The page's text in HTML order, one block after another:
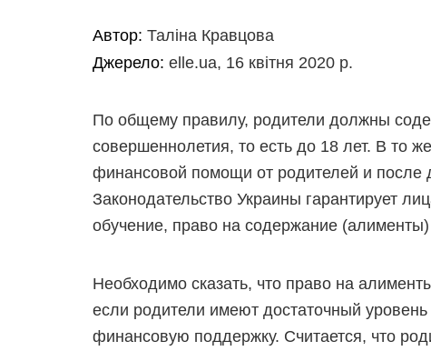
Автор: Таліна Кравцова
Джерело: elle.ua, 16 квітня 2020 р.
По общему правилу, родители должны
совершеннолетия, то есть до 18 лет. В то
финансовой помощи от родителей и после
Законодательство Украины гарантирует
обучение, право на содержание
Необходимо сказать, что право на
если родители имеют достаточный
финансовую поддержку. Считается, что